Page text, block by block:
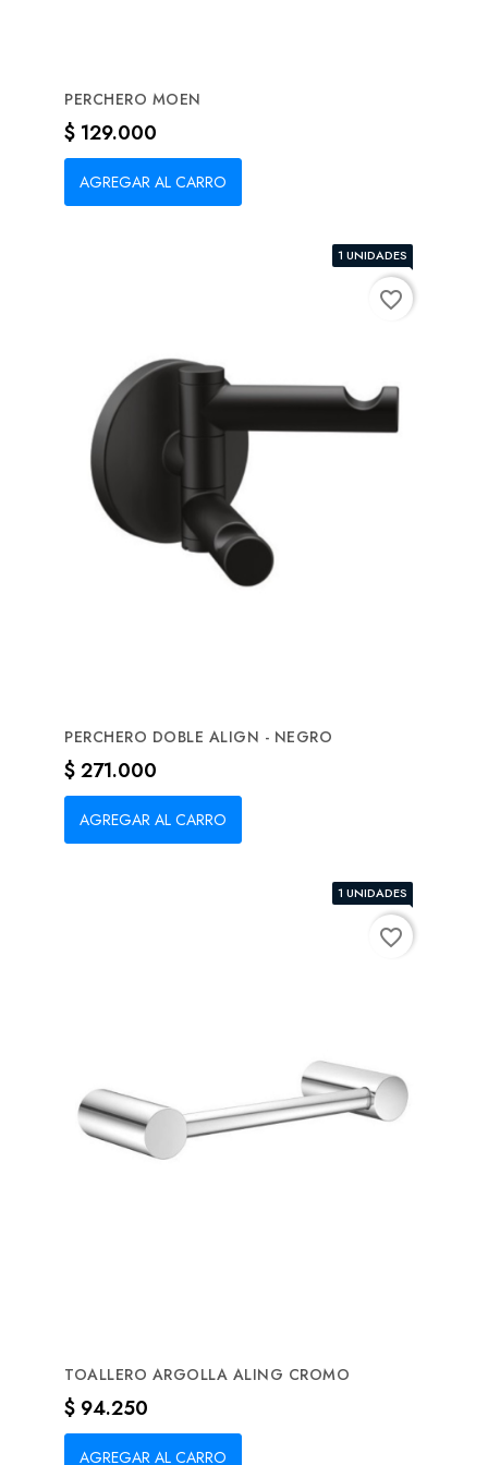
PERCHERO MOEN
Precio
$ 129.000
AGREGAR AL CARRO
1 UNIDADES
PERCHERO DOBLE ALIGN - NEGRO
Precio
$ 271.000
AGREGAR AL CARRO
favorite_border
1 UNIDADES
TOALLERO ARGOLLA ALING CROMO
Precio
$ 94.250
AGREGAR AL CARRO
favorite_border